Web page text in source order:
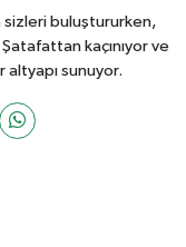
sizleri buluştururken,
kaçınıyor ve
sunuyor.